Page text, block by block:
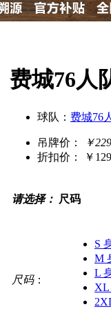
费城76人
球队： 费城76
吊牌价：
￥229
折扣价：
￥129
请选择： 尺码
尺码：
S
M
L
XL